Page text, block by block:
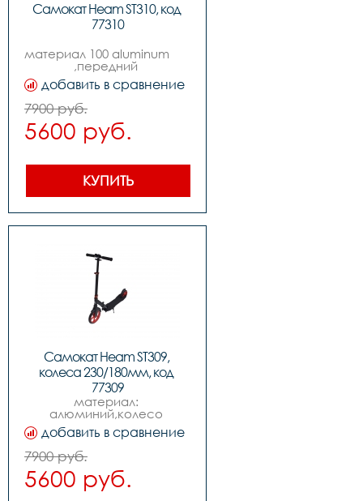
Самокат Heam ST310, код
77310
материал 100 aluminum
,передний
амортизатор,колеса:
180mm pu,нагрузка: 100kgs
,подшипники: abec-7
carbon steel
,вес 3.8kg
добавить в сравнение
7900 руб.
5600 руб.
КУПИТЬ
Самокат Heam ST309,
колеса 230/180мм, код
77309
материал:
алюминий,колесо
переднее: 230mm pu
,колесо заднее: 180mm
pu,материал деки:
алюминийampпластик,размер
деки:  60.5*15cm,вес:
5.20kg
добавить в сравнение
7900 руб.
5600 руб.